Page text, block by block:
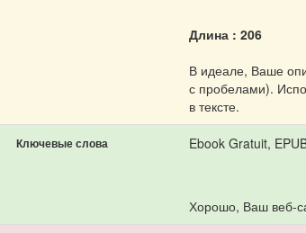
Длина : 206
В идеале, Ваше
с пробелами).
в тексте.
Ключевые слова Ebook Gratuit,
Хорошо, Ваш веб-